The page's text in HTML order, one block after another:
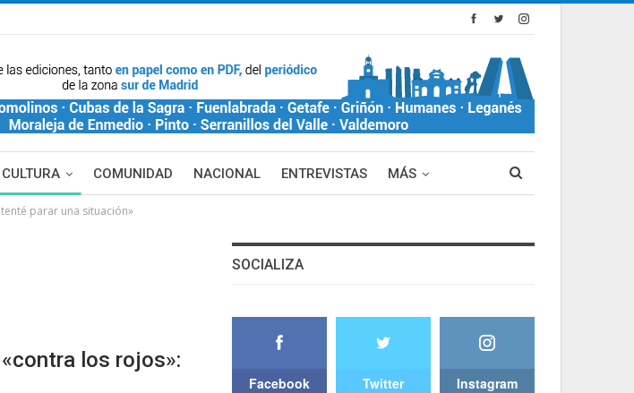
CULTURA COMUNIDAD NACIONAL ENTREVISTAS MÁS
parar una situación»
los rojos»:
SOCIALIZA
Facebook Twitter Instagram